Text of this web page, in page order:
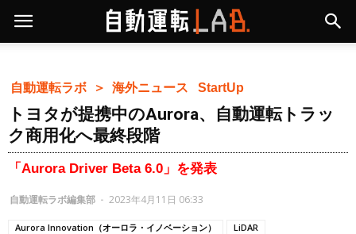
自動運転ラボ ＞ 海外ニュース StartUp
トヨタが提携中のAurora、自動運転トラッ
ク商用化へ最終段階
「Aurora Driver Beta 6.0」を発表
自動運転ラボ編集部 - 2023年4月11日 06:33
Aurora Innovation（オーロラ・イノベーション）
LiDAR